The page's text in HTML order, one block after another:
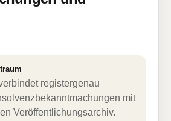
registergenau
mit
Veröffentlichungsarchiv.